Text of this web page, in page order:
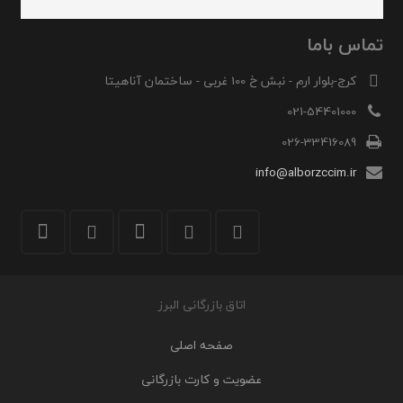
تماس باما
کرج-بلوار ارم - نبش خ 100 غربی - ساختمان آناهیتا
021-54401000
026-33416089
info@alborzccim.ir
اتاق بازرگانی البرز
صفحه اصلی
عضویت و کارت بازرگانی